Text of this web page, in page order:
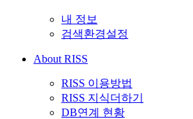
내 정보
검색환경설정
About RISS
RISS 이용방법
RISS 지식더하기
DB연계 현황